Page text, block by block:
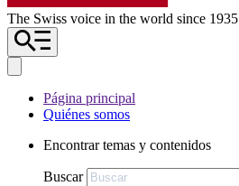
The Swiss voice in the world since 1935
Página principal
Quiénes somos
Encontrar temas y contenidos
Buscar